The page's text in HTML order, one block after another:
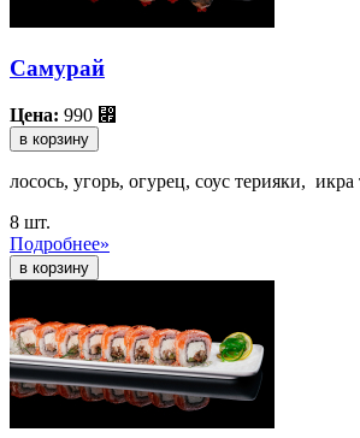
Самурай
Цена: 990 ⃏
в корзину
лосось, угорь, огурец, соус терияки,
8 шт.
Подробнее»